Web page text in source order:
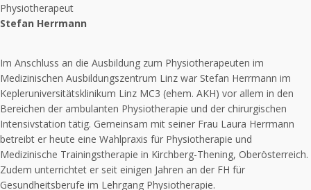
Physiotherapeut
Stefan Herrmann
Im Anschluss an die Ausbildung zum Physiotherapeuten im
Medizinischen Ausbildungszentrum Linz war Stefan Herrmann im
Kepleruniversitätsklinikum Linz MC3 (ehem. AKH) vor allem in den
Bereichen der ambulanten Physiotherapie und der chirurgischen
Intensivstation tätig. Gemeinsam mit seiner Frau Laura Herrmann
betreibt er heute eine Wahlpraxis für Physiotherapie und
Medizinische Trainingstherapie in Kirchberg-Thening, Oberösterreich.
Zudem unterrichtet er seit einigen Jahren an der FH für
Gesundheitsberufe im Lehrgang Physiotherapie.